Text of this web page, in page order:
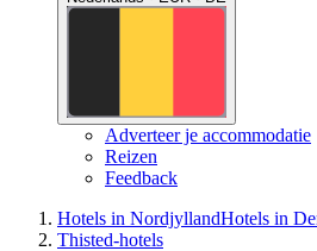
Adverteer je accommodatie
Reizen
Feedback
Hotels in NordjyllandHotels in
Thisted-hotels